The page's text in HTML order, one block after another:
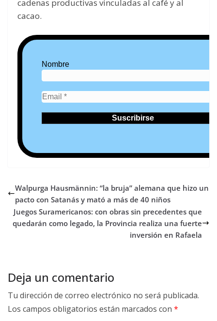
cadenas productivas vinculadas al café y al
cacao.
Nombre
Walpurga Hausmännin: “la bruja” alemana que hizo un
pacto con Satanás y mató a más de 40 niños
Juegos Suramericanos: con obras sin precedentes que
quedarán como legado, la Provincia realiza una fuerte
inversión en Rafaela
Deja un comentario
Tu dirección de correo electrónico no será publicada.
Los campos obligatorios están marcados con *